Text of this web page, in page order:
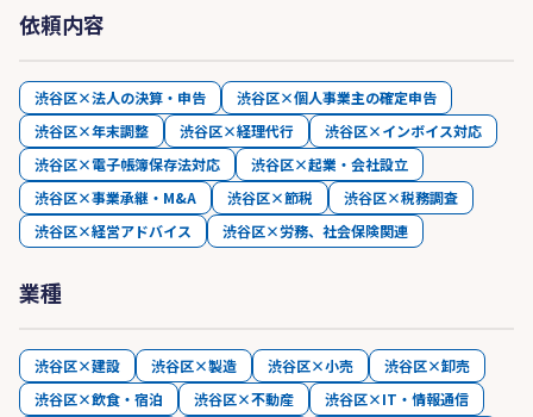
依頼内容
渋谷区×法人の決算・申告
渋谷区×個人事業主の確定申告
渋谷区×年末調整
渋谷区×経理代行
渋谷区×インボイス対応
渋谷区×電子帳簿保存法対応
渋谷区×起業・会社設立
渋谷区×事業承継・M&A
渋谷区×節税
渋谷区×税務調査
渋谷区×経営アドバイス
渋谷区×労務、社会保険関連
業種
渋谷区×建設 渋谷区×製造 渋谷区×小売
渋谷区×卸売
渋谷区×飲食・宿泊
渋谷区×不動産
渋谷区×IT・情報通信